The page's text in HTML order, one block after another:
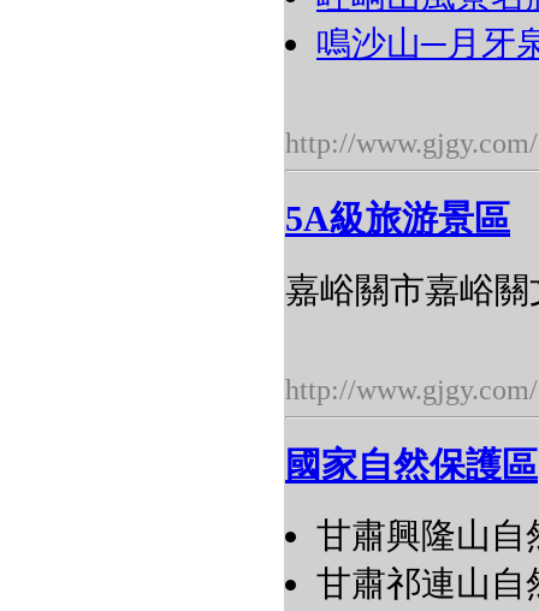
鳴沙山─月牙
http://www.gjgy.com/
5A級旅游景區
嘉峪關市嘉峪
http://www.gjgy.com/
國家自然保護區
甘肅興隆山自
甘肅祁連山自